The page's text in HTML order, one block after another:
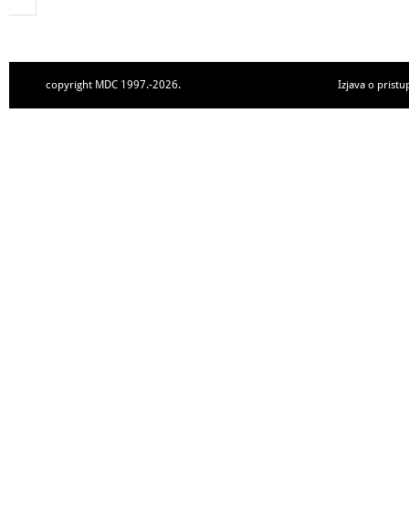
copyright MDC 1997.-2026. Izjava o